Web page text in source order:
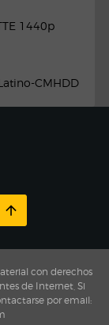
1440p
CMHDD
con derechos
de Internet, Si
por email: